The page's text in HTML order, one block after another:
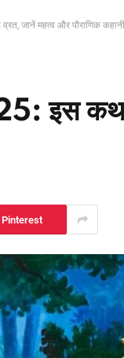
जानें महत्व और पौराणिक कहानी
इस कथा
Pinterest